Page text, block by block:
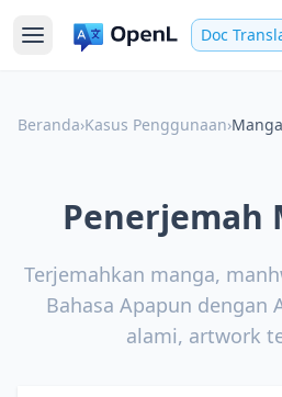
Doc
Beranda›Kasus Penggunaan›Manga
Penerjemah
Terjemahkan manga,
Bahasa Apapun
alami, artwork